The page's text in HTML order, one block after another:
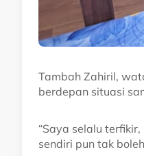
Tambah Zahiril,
berdepan situasi
“Saya selalu
sendiri pun tak